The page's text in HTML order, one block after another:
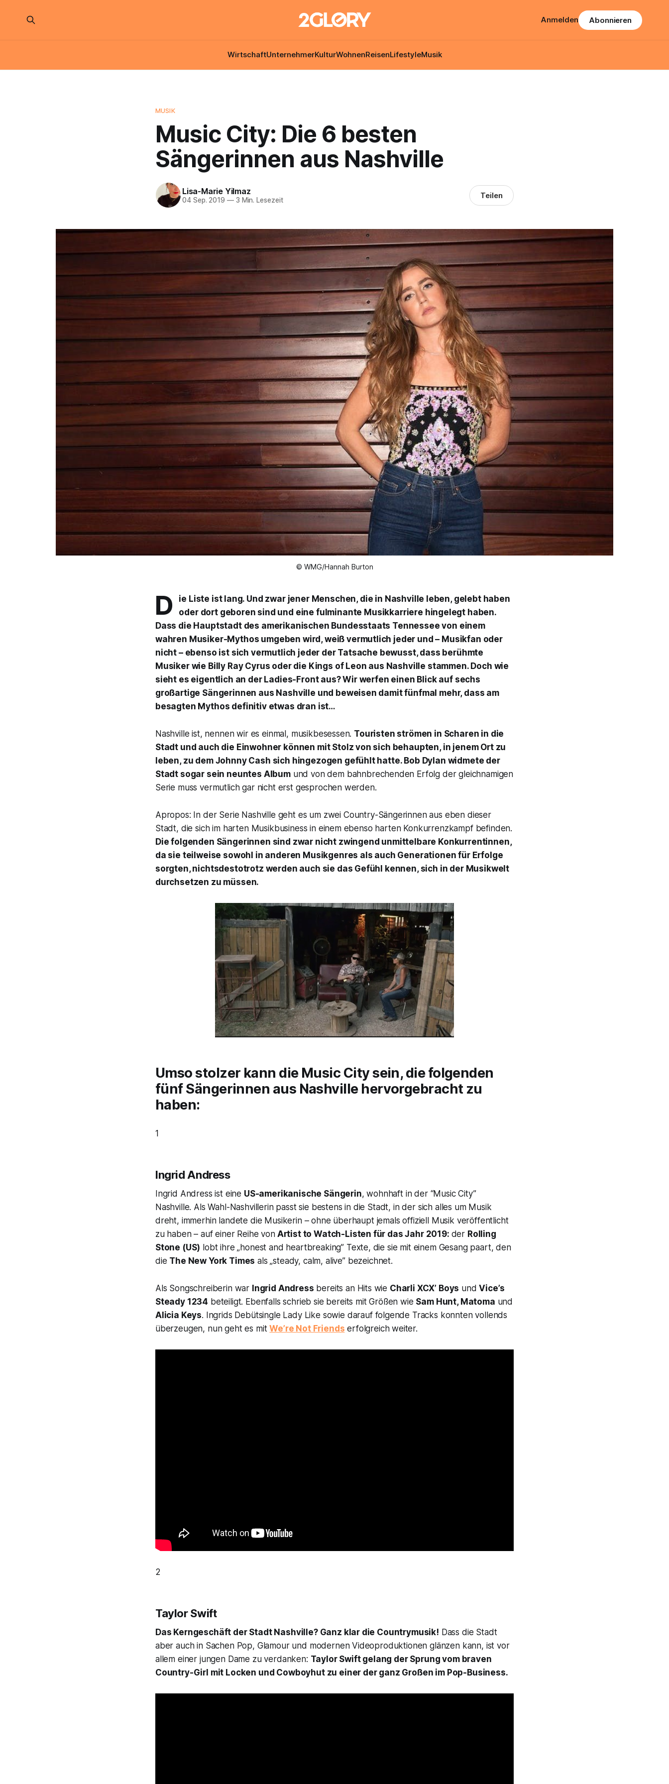
WirtschaftUnternehmerKulturWohnenReisenLifestyleMusik
Anmelden Abonnieren
MUSIK
Music City: Die 6 besten
Sängerinnen aus Nashville
Lisa-Marie Yilmaz
04 Sep. 2019 —3 Min. Lesezeit Teilen
© WMG/Hannah Burton
D
ie Liste ist lang. Und zwar jener Menschen, die in Nashville leben, gelebt haben
oder dort geboren sind und eine fulminante Musikkarriere hingelegt haben.
Dass die Hauptstadt des amerikanischen Bundesstaats Tennessee von einem
wahren Musiker-Mythos umgeben wird, weiß vermutlich jeder und – Musikfan oder
nicht – ebenso ist sich vermutlich jeder der Tatsache bewusst, dass berühmte
Musiker wie Billy Ray Cyrus oder die Kings of Leon aus Nashville stammen. Doch wie
sieht es eigentlich an der Ladies-Front aus? Wir werfen einen Blick auf sechs
großartige Sängerinnen aus Nashville und beweisen damit fünfmal mehr, dass am
besagten Mythos definitiv etwas dran ist…
Nashville ist, nennen wir es einmal, musikbesessen. Touristen strömen in Scharen in die
Stadt und auch die Einwohner können mit Stolz von sich behaupten, in jenem Ort zu
leben, zu dem Johnny Cash sich hingezogen gefühlt hatte. Bob Dylan widmete der
Stadt sogar sein neuntes Albumund von dem bahnbrechenden Erfolg der gleichnamigen
Serie muss vermutlich gar nicht erst gesprochen werden.
Apropos: In der Serie Nashville geht es um zwei Country-Sängerinnen aus eben dieser
Stadt, die sich im harten Musikbusiness in einem ebenso harten Konkurrenzkampf befinden.
Die folgenden Sängerinnen sind zwar nicht zwingend unmittelbare Konkurrentinnen,
da sie teilweise sowohl in anderen Musikgenres als auch Generationen für Erfolge
sorgten, nichtsdestotrotz werden auch sie das Gefühl kennen, sich in der Musikwelt
durchsetzen zu müssen.
Umso stolzer kann die Music City sein, die folgenden
fünf Sängerinnen aus Nashville hervorgebracht zu
haben:
1
Ingrid Andress
Ingrid Andress ist eine US-amerikanische Sängerin, wohnhaft in der “Music City”
Nashville. Als Wahl-Nashvillerin passt sie bestens in die Stadt, in der sich alles um Musik
dreht, immerhin landete die Musikerin – ohne überhaupt jemals offiziell Musik veröffentlicht
zu haben – auf einer Reihe vonArtist to Watch-Listen für das Jahr 2019: der Rolling
Stone (US) lobt ihre „honest and heartbreaking” Texte, die sie mit einem Gesang paart, den
die The New York Times als „steady, calm, alive” bezeichnet.
Als Songschreiberin war Ingrid Andress bereits an Hits wie Charli XCX’ Boys undVice’s
Steady 1234 beteiligt. Ebenfalls schrieb sie bereits mit Größen wie Sam Hunt, Matoma und
Alicia Keys. Ingrids Debütsingle Lady Like sowie darauf folgende Tracks konnten vollends
überzeugen, nun geht es mitWe’re Not Friends erfolgreich weiter.
2
Taylor Swift
Das Kerngeschäft der Stadt Nashville? Ganz klar die Countrymusik! Dass die Stadt
aber auch in Sachen Pop, Glamour und modernen Videoproduktionen glänzen kann, ist vor
allem einer jungen Dame zu verdanken: Taylor Swift gelang der Sprung vom braven
Country-Girl mit Locken und Cowboyhut zu einer der ganz Großen im Pop-Business.